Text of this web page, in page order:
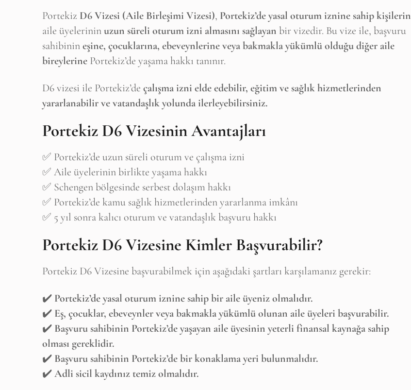
Portekiz D6 Vizesi (Aile Birleşimi Vizesi), Portekiz’de yasal oturum iznine sahip kişilerin
aile üyelerininuzun süreli oturum izni almasını sağlayan bir vizedir. Bu vize ile, başvuru
sahibinineşine, çocuklarına, ebeveynlerine veya bakmakla yükümlü olduğu diğer aile
bireylerine Portekiz’de yaşama hakkı tanınır.
D6 vizesi ile Portekiz’de çalışma izni elde edebilir, eğitim ve sağlık hizmetlerinden
yararlanabilir ve vatandaşlık yolunda ilerleyebilirsiniz.
Portekiz D6 Vizesinin Avantajları
✅ Portekiz’de uzun süreli oturum ve çalışma izni
✅ Aile üyelerinin birlikte yaşama hakkı
✅ Schengen bölgesinde serbest dolaşım hakkı
✅ Portekiz’de kamu sağlık hizmetlerinden yararlanma imkânı
✅ 5 yıl sonra kalıcı oturum ve vatandaşlık başvuru hakkı
Portekiz D6 Vizesine Kimler Başvurabilir?
Portekiz D6 Vizesine başvurabilmek için aşağıdaki şartları karşılamanız gerekir:
✔️ Portekiz’de yasal oturum iznine sahip bir aile üyeniz olmalıdır.
✔️ Eş, çocuklar, ebeveynler veya bakmakla yükümlü olunan aile üyeleri başvurabilir.
✔️ Başvuru sahibinin Portekiz’de yaşayan aile üyesinin yeterli finansal kaynağa sahip
olması gereklidir.
✔️ Başvuru sahibinin Portekiz’de bir konaklama yeri bulunmalıdır.
✔️Adli sicil kaydınız temiz olmalıdır. Bültene Abone Ol